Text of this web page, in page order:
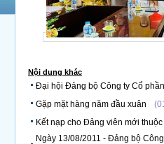
Nội dung khác
Đại hội Đảng bộ Công ty Cổ
Gặp mặt hàng năm đầu xuân
Kết nạp cho Đảng viên mới
Ngày 13/08/2011 - Đảng bộ